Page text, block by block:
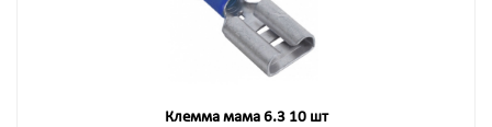
Клемма мама 6.3 10 шт